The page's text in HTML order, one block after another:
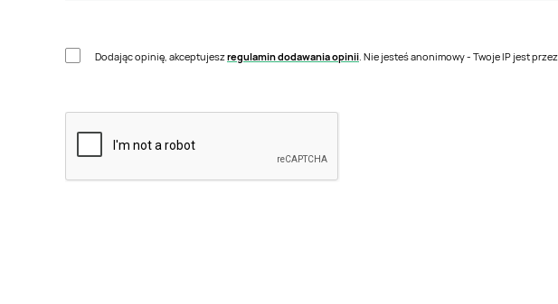
Dodając opinię, akceptujeszregulamin dodawania opinii . Nie jesteś anonimowy - Twoje IP jest